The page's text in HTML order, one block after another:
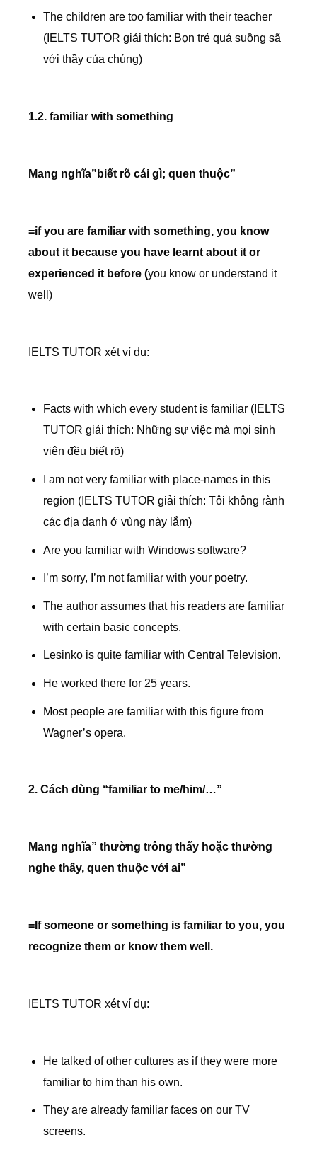
The children are too familiar with their teacher
(IELTS TUTOR giải thích: Bọn trẻ quá suồng sã
với thầy của chúng)
1.2. familiar with something
Mang nghĩa”biết rõ cái gì; quen thuộc”
=if you are familiar with something, you know
about it because you have learnt about it or
experienced it before (you know or understand it
well)
IELTS TUTOR xét ví dụ:
Facts with which every student is familiar (IELTS
TUTOR giải thích: Những sự việc mà mọi sinh
viên đều biết rõ)
I am not very familiar with place-names in this
region (IELTS TUTOR giải thích: Tôi không rành
các địa danh ở vùng này lắm)
Are you familiar with Windows software?
I’m sorry, I’m not familiar with your poetry.
The author assumes that his readers are familiar
with certain basic concepts.
Lesinko is quite familiar with Central Television.
He worked there for 25 years.
Most people are familiar with this figure from
Wagner’s opera.
2. Cách dùng “familiar to me/him/…”
Mang nghĩa” thường trông thấy hoặc thường
nghe thấy, quen thuộc với ai”
=If someone or something is familiar to you, you
recognize them or know them well.
IELTS TUTOR xét ví dụ:
He talked of other cultures as if they were more
familiar to him than his own.
They are already familiar faces on our TV
screens.